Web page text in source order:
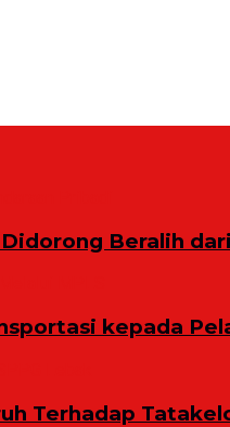
Beralih
kepada
Terhadap